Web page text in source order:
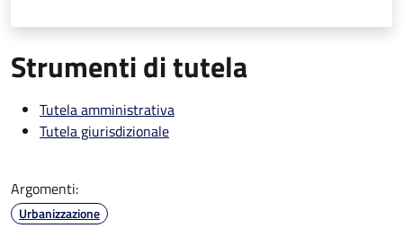
Strumenti di tutela
Tutela amministrativa
Tutela giurisdizionale
Argomenti:
Urbanizzazione